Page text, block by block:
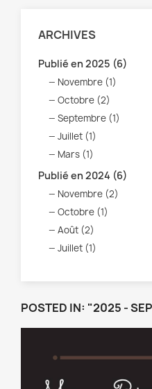
ARCHIVES
Publié en 2025 (6)
Novembre (1)
Octobre (2)
Septembre (1)
Juillet (1)
Mars (1)
Publié en 2024 (6)
Novembre (2)
Octobre (1)
Août (2)
Juillet (1)
POSTED IN: "2025 -